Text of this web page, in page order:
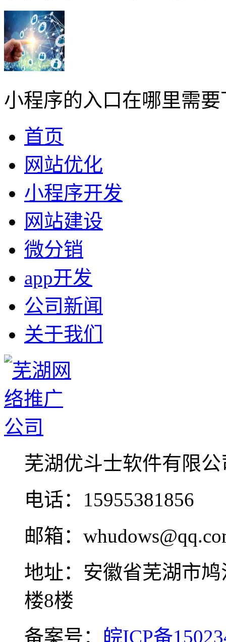
小程序的入口在哪里需要
首页
网站优化
小程序开发
网站建设
微分销
app开发
公司新闻
关于我们
芜湖优斗士软件有限公
电话：15955381856
邮箱：
地址：安徽省芜湖市
楼8楼
备案号： 皖ICP备